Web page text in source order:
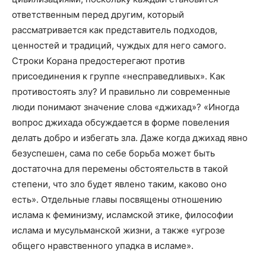
ответственным перед другим, который
рассматривается как представитель подходов,
ценностей и традиций, чуждых для него самого.
Строки Корана предостерегают против
присоединения к группе «несправедливых». Как
противостоять злу? И правильно ли современные
люди понимают значение слова «джихад»? «Иногда
вопрос джихада обсуждается в форме повеления
делать добро и избегать зла. Даже когда джихад явно
безуспешен, сама по себе борьба может быть
достаточна для перемены обстоятельств в такой
степени, что зло будет явлено таким, каково оно
есть». Отдельные главы посвящены отношению
ислама к феминизму, исламской этике, философии
ислама и мусульманской жизни, а также «угрозе
общего нравственного упадка в исламе».